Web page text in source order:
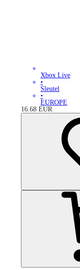
Xbox Live
•
Sleutel
•
EUROPE
16.68 EUR